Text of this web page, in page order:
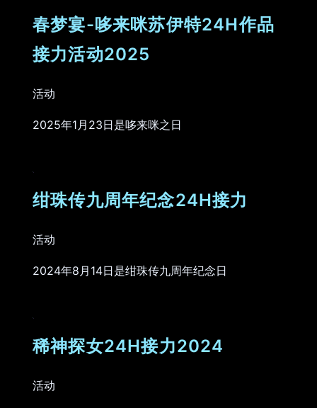
春梦宴-哆来咪苏伊特24H作品
接力活动2025
活动
2025年1月23日是哆来咪之日
绀珠传九周年纪念24H接力
活动
2024年8月14日是绀珠传九周年纪念日
稀神探女24H接力2024
活动